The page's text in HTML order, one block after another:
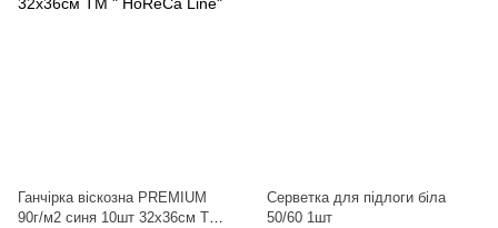
Ганчірка віскозна PREMIUM
90г/м2 синя 10шт 32x36см ТМ "
Серветка для підлоги біла
50/60 1шт